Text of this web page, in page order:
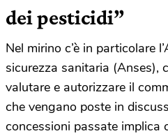
dei pesticidi”
Nel mirino c’è in particolare
sicurezza sanitaria (Anses),
valutare e autorizzare il
che vengano poste in
concessioni passate implica